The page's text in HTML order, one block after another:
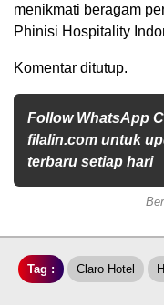
menikmati beragam
Phinisi Hospitality
Komentar ditutup.
Follow WhatsApp
filalin.com untuk
terbaru setiap hari
Tag : Claro Hotel